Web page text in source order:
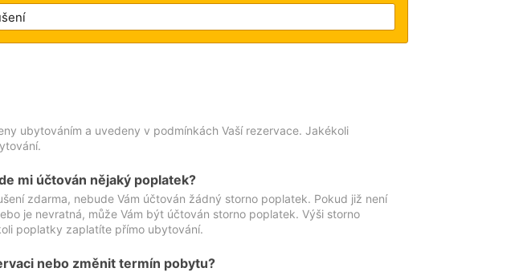
ubytováním a uvedeny v podmínkách Vaší rezervace. Jakékoli
mi účtován nějaký poplatek?
zdarma, nebude Vám účtován žádný storno poplatek. Pokud již není
je nevratná, může Vám být účtován storno poplatek. Výši storno
poplatky zaplatíte přímo ubytování.
nebo změnit termín pobytu?